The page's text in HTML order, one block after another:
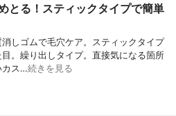
とる！スティックタイプで簡単
しゴムで毛穴ケア。スティックタイプ
。繰り出しタイプ。直接気になる箇所
カス…続きを見る